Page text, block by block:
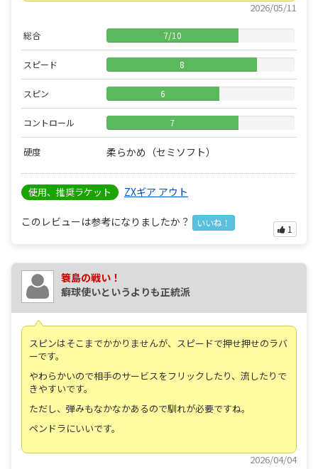
2026/05/11
総合 7/10
スピード 8
スピン 6
コントロール 7
硬度 柔らかめ（セミソフト）
使用、推奨ラケット ZXギア アウト
このレビューは参考になりましたか？ いいね！
1
簑島の戦い！
癖球使いというよりも正統派
スピンはそこまでかかりませんが、スピードで押せ押せのラバ
ーです。
やわらかいので相手のサービスをフリックしたり、流したりで
きやすいです。
ただし、弾みもなかなかあるので馴れが必要ですね。
ペンドラにいいです。
2026/04/04